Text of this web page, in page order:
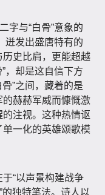
字与“白骨”意象的
迸发出盛唐特有的
史比肩，更能超越
，却是这自信下方
”之间，藏着的是
赫赫军威而慷慨激
注视。这种热情讴
一化的英雄颂歌模
“以声景构建战争
的独特笔法。诗人以